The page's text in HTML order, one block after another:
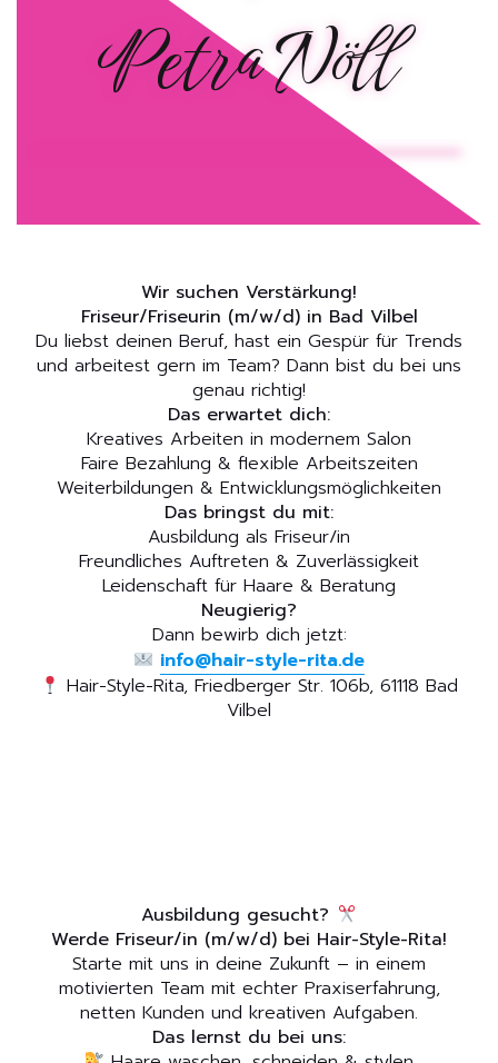
Petra Nöll
Wir suchen Verstärkung!
Friseur/Friseurin (m/w/d) in Bad Vilbel
Du liebst deinen Beruf, hast ein Gespür für Trends
und arbeitest gern im Team? Dann bist du bei uns
genau richtig!
Das erwartet dich:
Kreatives Arbeiten in modernem Salon
Faire Bezahlung & flexible Arbeitszeiten
Weiterbildungen & Entwicklungsmöglichkeiten
Das bringst du mit:
Ausbildung als Friseur/in
Freundliches Auftreten & Zuverlässigkeit
Leidenschaft für Haare & Beratung
Neugierig?
Dann bewirb dich jetzt:
info@hair-style-rita.de
Hair-Style-Rita, Friedberger Str. 106b, 61118 Bad
Vilbel
Ausbildung gesucht?
Werde Friseur/in (m/w/d) bei Hair-Style-Rita!
Starte mit uns in deine Zukunft – in einem
motivierten Team mit echter Praxiserfahrung,
netten Kunden und kreativen Aufgaben.
Das lernst du bei uns: